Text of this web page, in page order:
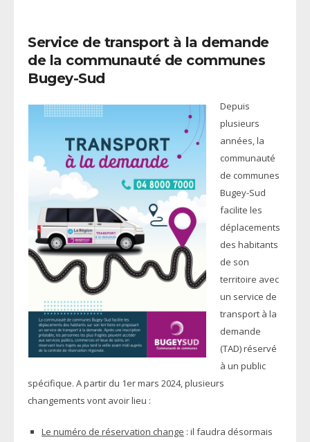
Service de transport à la demande
de la communauté de communes
Bugey-Sud
Depuis
plusieurs
années, la
communauté
de communes
Bugey-Sud
facilite les
déplacements
des habitants
de son
territoire avec
un service de
transport à la
demande
(TAD) réservé
à un public
spécifique. A partir du 1er mars 2024, plusieurs
changements vont avoir lieu :
Le numéro de réservation change : il faudra désormais